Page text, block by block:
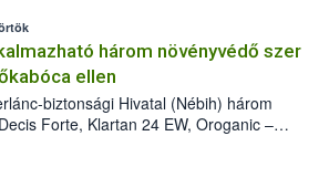
emellett az intézkedéseket a szlovák
a terjedés megállítása érdekében.
három növényvédő szer
ellen
biztonsági Hivatal (Nébih) három
Forte, Klartan 24 EW, Oroganic –
így azok a szüretet követően,
(BBCH 91) stádiumáig